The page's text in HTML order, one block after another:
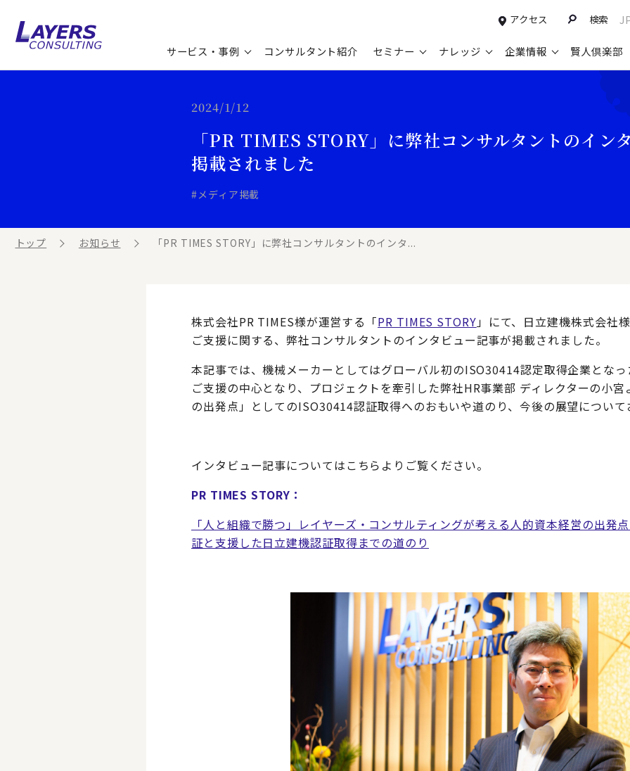
アクセス 検索
サービス・事例 コンサルタント紹介 セミナー ナレッジ 企業情報 賢人倶楽部
コンサルティングサービス
コンサルティング事例
お客様の声
M&A支援
セミナー情報
最新ソリューション
ビジネス用語集
動画ライブラリ
広報・CSR
営
【
連載／寄稿／書籍
経営諮問委員紹介
2024/1/12
「PR TIMES STORY」に弊社コンサルタントのイン
掲載されました
#メディア掲載
トップ お知らせ 「PR TIMES STORY」に弊社コンサルタントのインタ...
株式会社PR TIMES様が運営する「PR TIMES STORY」にて、日立建機株式会社
ご支援に関する、弊社コンサルタントのインタビュー記事が掲載されました。
本記事では、機械メーカーとしてはグローバル初のISO30414認定取得企業とな
ご支援の中心となり、プロジェクトを牽引した弊社HR事業部 ディレクターの小
の出発点」としてのISO30414認証取得へのおもいや道のり、今後の展望につい
インタビュー記事についてはこちらよりご覧ください。
PR TIMES STORY：
「人と組織で勝つ」レイヤーズ・コンサルティングが考える人的資本経営の出発
証と支援した日立建機認証取得までの道のり